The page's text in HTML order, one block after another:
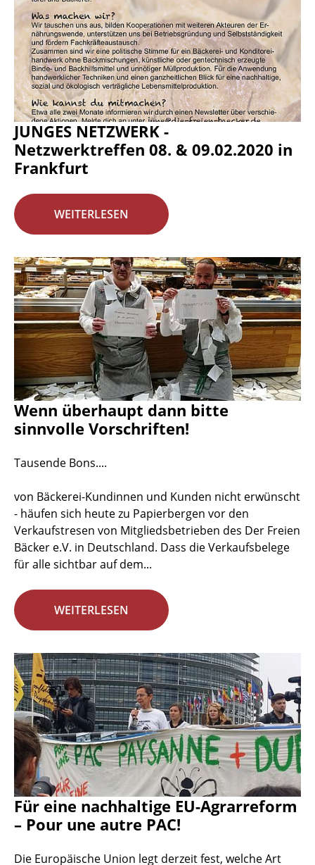
JUNGES NETZWERK -
Netzwerktreffen 08. & 09.02.2020 in
Frankfurt
WEITERLESEN
Wenn überhaupt dann bitte
sinnvolle Vorschriften!
Tausende Bons....
von Bäckerei-Kundinnen und Kunden nicht erwünscht
- häufen sich heute zu Papierbergen vor den
Verkaufstresen von Mitgliedsbetrieben des Der Freien
Bäcker e.V. in Deutschland. Dass die Verkaufsbelege
für alle sichtbar auf dem...
WEITERLESEN
Für eine nachhaltige EU-Agrarreform
– Pour une autre PAC!
Die Europäische Union legt derzeit fest, welche Art